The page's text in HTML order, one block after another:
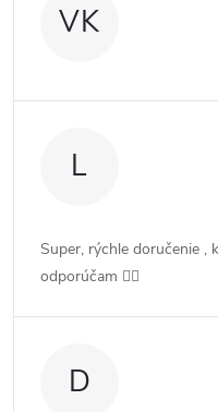
VK
L
Super, rýchle doručenie ,
odporúčam 👍🏻
D